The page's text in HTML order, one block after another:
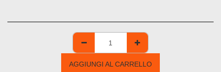
AGGIUNGI AL CARRELLO